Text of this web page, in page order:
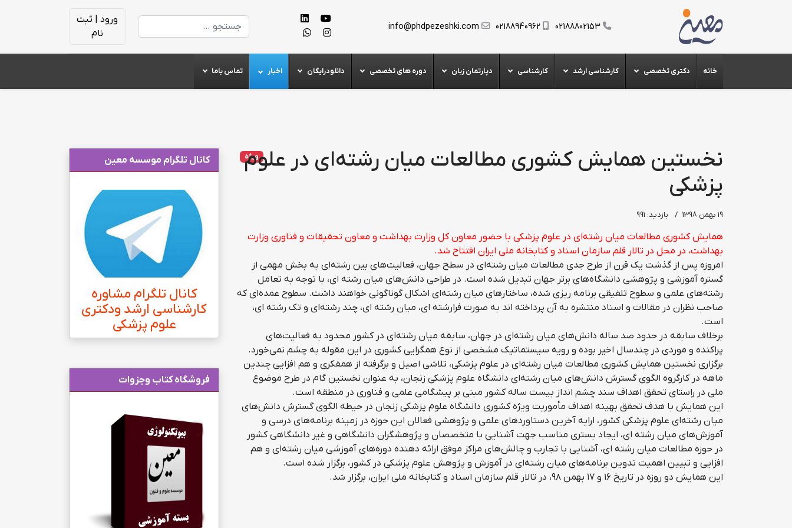
02188802153
02188940962
info@phdpezeshki.com جستجو
ورود | ثبت
نام
خانه دکتری تخصصی کارشناسی ارشد کارشناسی دپارتمان زبان دوره های تخصصی دانلودرایگان اخبار تماس باما
ویژه
نخستین همایش کشوری مطالعات میان رشته‌ای در علوم
پزشکی
19 بهمن 1398 بازدید: 991
همایش کشوری مطالعات میان رشته‌ای در علوم پزشکی با حضور معاون کل وزارت بهداشت و معاون تحقیقات و فناوری وزارت
بهداشت، در محل در تالار قلم سازمان اسناد و کتابخانه ملی ایران افتتاح شد.
امروزه پس از گذشت یک قرن از طرح جدی مطالعات میان رشته‌ای در سطح جهان، فعالیت‌های بین رشته‌ای به بخش مهمی از
گستره آموزشی و پژوهشی دانشگاه‌های برتر جهان تبدیل شده است. در طراحی دانش‌های میان رشته ای، با توجه به تعامل
رشته‌های علمی و سطوح تلفیقی برنامه ریزی شده، ساختار‌های میان رشته‌ای اشکال گوناگونی خواهند داشت. سطوح عمده‌ای که
صاحب نظران در مقالات و اسناد منتشره به آن پرداخته اند به صورت فرارشته ای، میان رشته ای، چند رشته‌ای و تک رشته ای،
است.
برخلاف سابقه در حدود صد ساله دانش‌های میان رشته‌ای در جهان، سابقه میان رشته‌ای در کشور محدود به فعالیت‌های
پراکنده و موردی در چندسال اخیر بوده و رویه سیستماتیک مشخصی از نوع همگرایی کشوری در این مقوله به چشم نمی‌خورد.
برگزاری نخستین همایش کشوری مطالعات میان رشته‌ای در علوم پزشکی، تلاشی اصیل و برگرفته از همفکری و هم افزایی چندین
ماهه در کارگروه الگوی گسترش دانش‌های میان رشته‌ای دانشگاه علوم پزشکی زنجان، به عنوان نخستین گام در طرح موضوع
ملی در راستای تحقق اهداف سند چشم انداز بیست ساله کشور مبنی بر پیشگامی علمی و فناوری در منطقه است.
این همایش با هدف تحقق بهینه اهداف مأموریت ویژه کشوری دانشگاه علوم پزشکی زنجان در حیطه الگوی گسترش دانش‌های
میان رشته‌ای علوم پزشکی کشور، ارایه آخرین دستاورد‌های علمی و پژوهشی فعالان این حوزه در زمینه برنامه‌های درسی و
آموزش‌های میان رشته ای، ایجاد بستری مناسب جهت آشنایی با متخصصان و پژوهشگران دانشگاهی و غیر دانشگاهی کشور
در حوزه مطالعات میان رشته ای، آشنایی با تجارب و چالش‌های مراکز موفق ارائه دهنده دوره‌های آموزشی میان رشته‌ای و هم
افزایی و تبیین اهمیت تدوین برنامه‌های میان رشته‌ای در آموزش و پژوهش علوم پزشکی در کشور، برگزار شده است.
این همایش دو روزه در تاریخ ۱۶ و ۱۷ بهمن ۹۸، در تالار قلم سازمان اسناد و کتابخانه ملی ایران، برگزار شد.
کانال تلگرام موسسه معین
کانال تلگرام مشاوره
کارشناسی ارشد ودکتری
علوم پزشکی
فروشگاه کتاب وجزوات